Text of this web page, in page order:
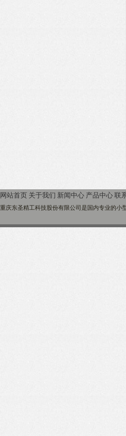
网站首页 关于我们 新闻中心 产品中心联
重庆东圣精工科技股份有限公司是国内专业的